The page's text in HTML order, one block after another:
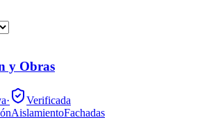
y Obras
·
Verificada
AislamientoFachadas